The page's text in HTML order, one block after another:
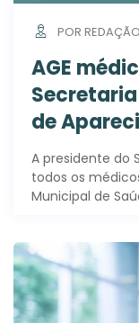
POR
AGE
de
A presidente do
todos os
Municipal de